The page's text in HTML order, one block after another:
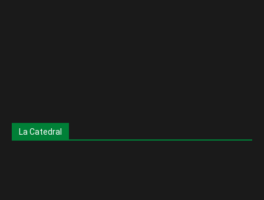
La Catedral